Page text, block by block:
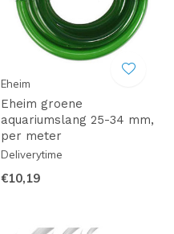
Eheim
Eheim groene
aquariumslang 25-34 mm,
per meter
Deliverytime
€10,19